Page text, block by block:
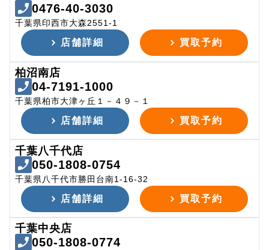
0476-40-3030
千葉県印西市大森2551-1
店舗詳細 買取予約
柏沼南店
04-7191-1000
千葉県柏市大津ヶ丘１－４９－１
店舗詳細 買取予約
千葉八千代店
050-1808-0754
千葉県八千代市勝田台南1-16-32
店舗詳細 買取予約
千葉中央店
050-1808-0774